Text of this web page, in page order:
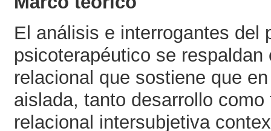
El análisis e interrogantes del
psicoterapéutico se
relacional que sostiene que
aislada, tanto desarrollo
relacional intersubjetiva